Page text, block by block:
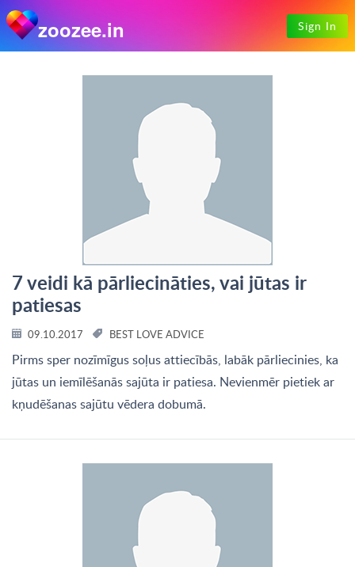
zoozee.in Sign In
7 veidi kā pārliecināties, vai jūtas ir
patiesas
09.10.2017 BEST LOVE ADVICE
Pirms sper nozīmīgus soļus attiecībās, labāk pārliecinies, ka
jūtas un iemīlēšanās sajūta ir patiesa. Nevienmēr pietiek ar
kņudēšanas sajūtu vēdera dobumā.